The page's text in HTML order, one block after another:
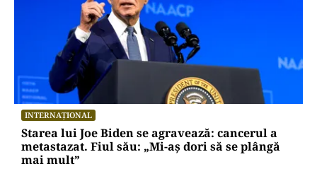
INTERNAȚIONAL
Starea lui Joe Biden se agravează: cancerul a
metastazat. Fiul său: „Mi-aș dori să se plângă
mai mult”